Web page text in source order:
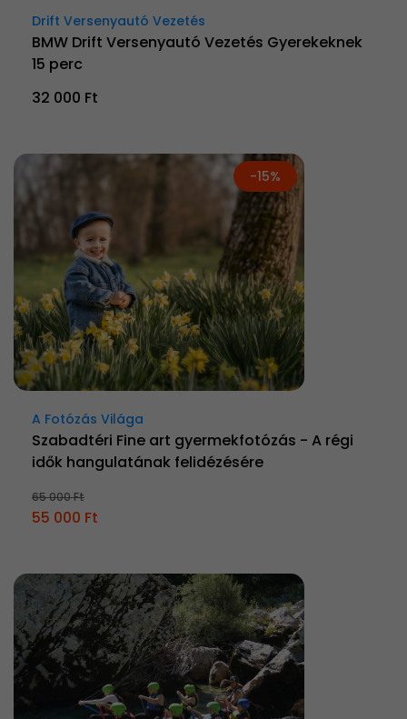
Drift Versenyautó Vezetés
BMW Drift Versenyautó Vezetés Gyerekeknek
15 perc
32 000 Ft
-15%
A Fotózás Világa
Szabadtéri Fine art gyermekfotózás - A régi
idők hangulatának felidézésére
65 000 Ft
55 000 Ft